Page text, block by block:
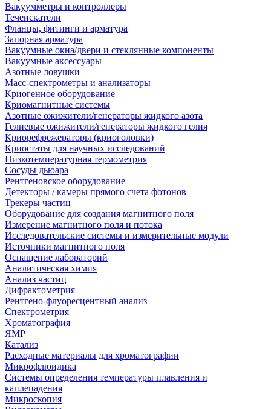
Вакуумметры и контроллеры
Течеискатели
Фланцы, фитинги и арматура
Запорная арматура
Вакуумные окна/двери и стеклянные компоненты
Вакуумные аксессуары
Азотные ловушки
Масс-спектрометры и анализаторы
Криогенное оборудование
Криомагнитные системы
Азотные ожижители/генераторы жидкого азота
Гелиевые ожижители/генераторы жидкого гелия
Криорефрежераторы (криоголовки)
Криостаты для научных исследований
Низкотемпературная термометрия
Сосуды дьюара
Рентгеновское оборудование
Детекторы / камеры прямого счета фотонов
Трекеры частиц
Оборудование для создания магнитного поля
Измерение магнитного поля и потока
Исследовательские системы и измерительные модули
Источники магнитного поля
Оснащение лабораторий
Аналитическая химия
Анализ частиц
Дифрактометрия
Рентгено-флуоресцентный анализ
Спектрометрия
Хроматография
ЯМР
Катализ
Расходные материалы для хроматографии
Микрофлюидика
Системы определения температуры плавления и
каплепадения
Микроскопия